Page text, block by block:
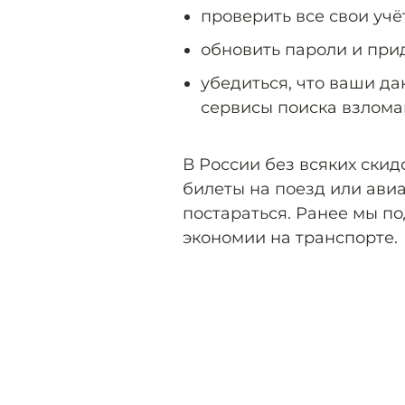
проверить все свои
обновить пароли и
убедиться, что ваши
сервисы поиска
В России без всяких
билеты на поезд или
постараться. Ранее мы
экономии на транспорте.